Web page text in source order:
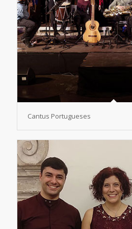
Cantus Portugueses